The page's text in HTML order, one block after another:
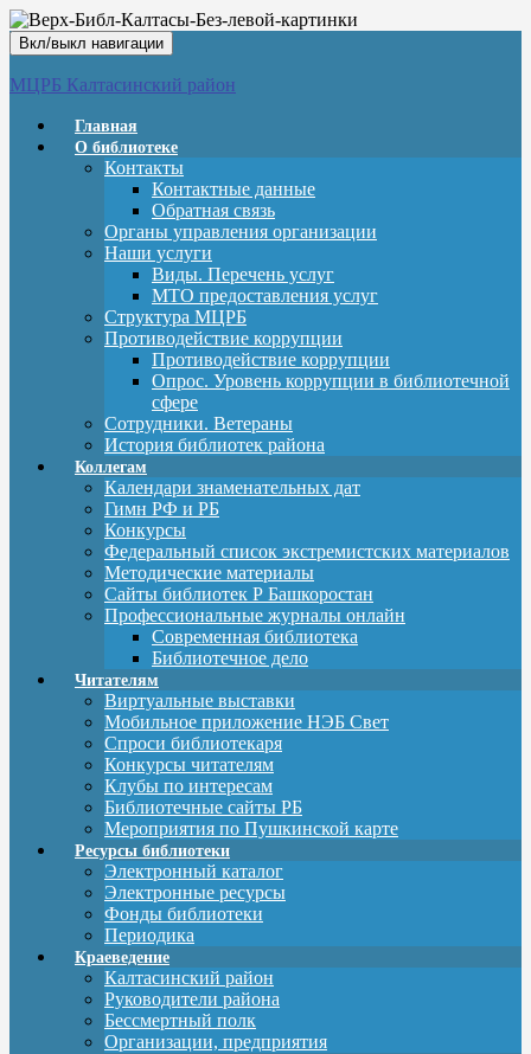
Вкл/выкл навигации
МЦРБ Калтасинский район
Главная
О библиотеке
Контакты
Контактные данные
Обратная связь
Органы управления организации
Наши услуги
Виды. Перечень услуг
МТО предоставления услуг
Структура МЦРБ
Противодействие коррупции
Противодействие коррупции
Опрос. Уровень коррупции в библиотечной
сфере
Сотрудники. Ветераны
История библиотек района
Коллегам
Календари знаменательных дат
Гимн РФ и РБ
Конкурсы
Федеральный список экстремистских материалов
Методические материалы
Сайты библиотек Р Башкоростан
Профессиональные журналы онлайн
Современная библиотека
Библиотечное дело
Читателям
Виртуальные выставки
Мобильное приложение НЭБ Свет
Спроси библиотекаря
Конкурсы читателям
Клубы по интересам
Библиотечные сайты РБ
Мероприятия по Пушкинской карте
Ресурсы библиотеки
Электронный каталог
Электронные ресурсы
Фонды библиотеки
Периодика
Краеведение
Калтасинский район
Руководители района
Бессмертный полк
Организации, предприятия